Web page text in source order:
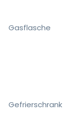
Gasflasche
Gefrierschrank